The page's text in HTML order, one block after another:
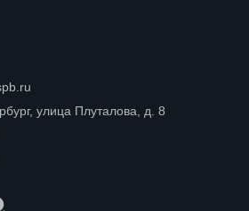
улица Плуталова, д. 8